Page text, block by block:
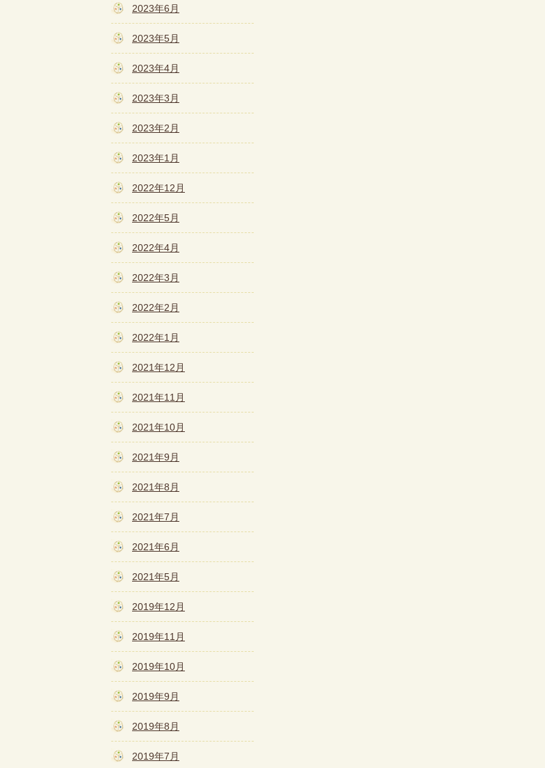
2023年6月
2023年5月
2023年4月
2023年3月
2023年2月
2023年1月
2022年12月
2022年5月
2022年4月
2022年3月
2022年2月
2022年1月
2021年12月
2021年11月
2021年10月
2021年9月
2021年8月
2021年7月
2021年6月
2021年5月
2019年12月
2019年11月
2019年10月
2019年9月
2019年8月
2019年7月